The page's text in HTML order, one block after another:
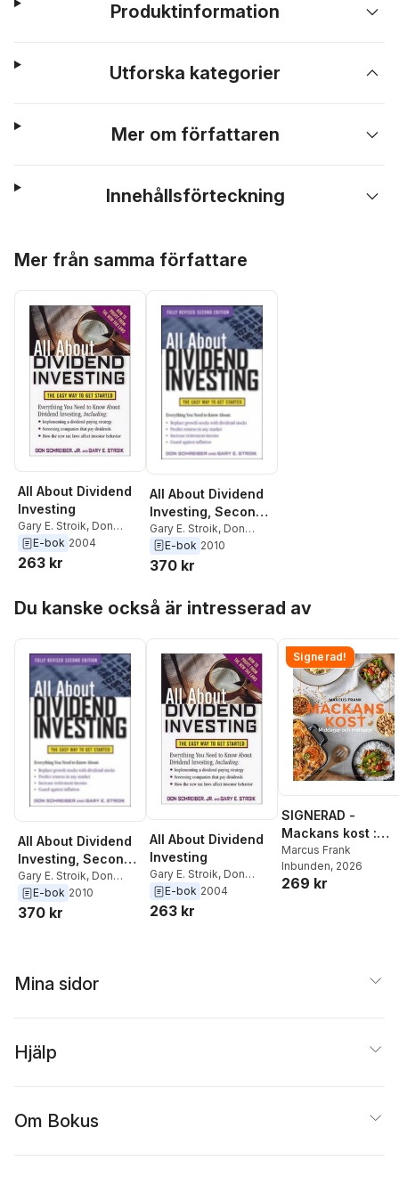
Produktinformation
Utforska kategorier
Mer om författaren
Innehållsförteckning
Mer från samma författare
All About Dividend
Investing
Gary E. Stroik, Don
Schreiber
E-bok 2004
263 kr
All About Dividend
Investing, Second
Edition
Gary E. Stroik, Don
Schreiber
E-bok 2010
370 kr
Du kanske också är intresserad av
All About Dividend
Investing, Second
Edition
Gary E. Stroik, Don
Schreiber
E-bok 2010
370 kr
All About Dividend
Investing
Gary E. Stroik, Don
Schreiber
E-bok 2004
263 kr
Signerad!
SIGNERAD -
Mackans kost :
Middagar och
matlådor
Marcus Frank
Inbunden, 2026
269 kr
Mina sidor
Hjälp
Om Bokus